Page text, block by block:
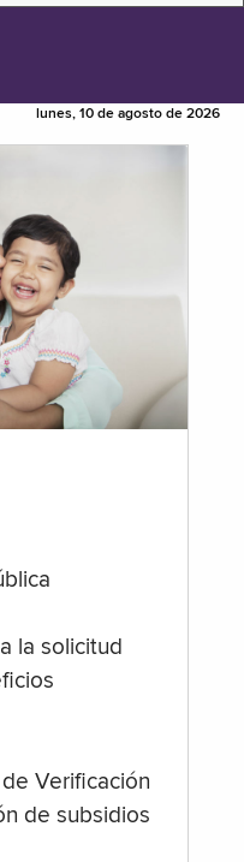
lunes, 10 de agosto de 2026
la solicitud
Verificación
de subsidios